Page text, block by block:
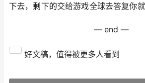
下去，剩下的交给游戏全球去答复你就
— end —
好文稿，值得被更多人看到